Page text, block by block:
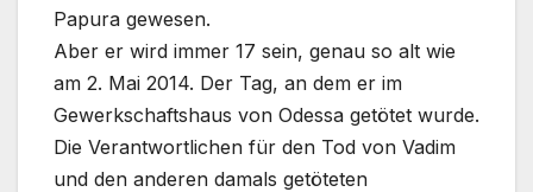
Papura gewesen.
Aber er wird immer 17 sein, genau so alt wie
am 2. Mai 2014. Der Tag, an dem er im
Gewerkschaftshaus von Odessa getötet wurde.
Die Verantwortlichen für den Tod von Vadim
und den anderen damals getöteten